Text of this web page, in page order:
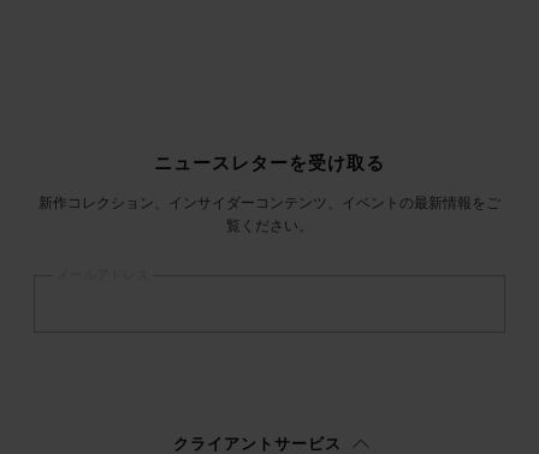
ニュースレターを受け取る
新作コレクション、インサイダーコンテンツ、イベントの最新情報をご
覧ください。
クライアントサービス